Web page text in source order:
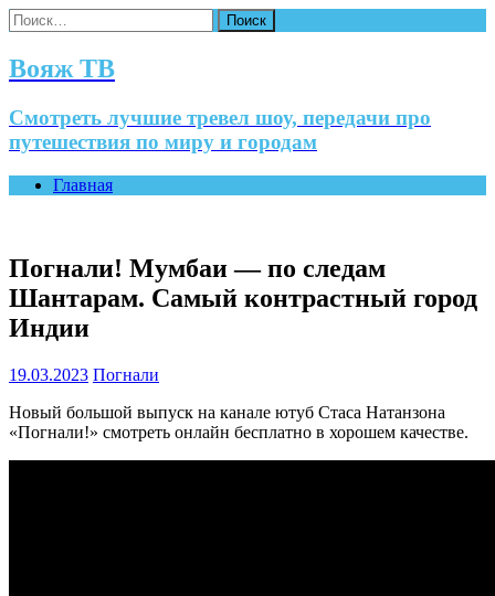
Найти:
Вояж ТВ
Смотреть лучшие тревел шоу, передачи про
путешествия по миру и городам
Главная
Погнали! Мумбаи — по следам
Шантарам. Самый контрастный город
Индии
19.03.2023 Погнали
Новый большой выпуск на канале ютуб Стаса Натанзона
«Погнали!» смотреть онлайн бесплатно в хорошем качестве.